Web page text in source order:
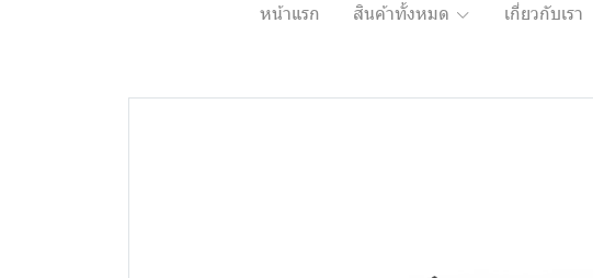
หน้าแรก สินค้าทั้งหมด เกี่ยวกับเรา